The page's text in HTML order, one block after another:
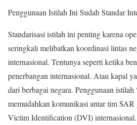
Penggunaan Istilah Ini Sudah Standar
Standarisasi istilah ini penting karena
seringkali melibatkan koordinasi lintas
internasional. Tentunya seperti ketika
penerbangan internasional. Atau kapal
dari berbagai negara. Penggunaan istilah
memudahkan komunikasi antar tim
Victim Identification (DVI)